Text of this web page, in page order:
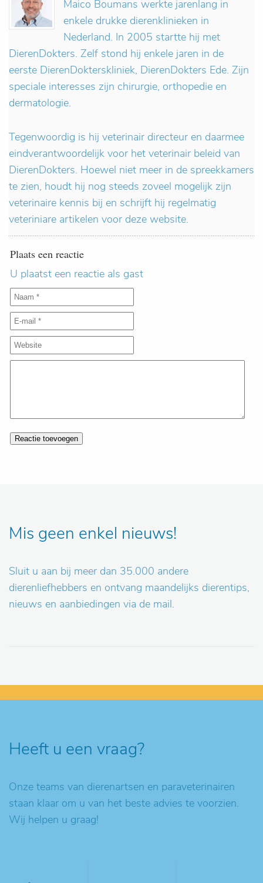
Maico Boumans werkte jarenlang in
enkele drukke dierenklinieken in
Nederland. In 2005 startte hij met
DierenDokters. Zelf stond hij enkele jaren in de
eerste DierenDokterskliniek, DierenDokters Ede. Zijn
speciale interesses zijn chirurgie, orthopedie en
dermatologie.
Tegenwoordig is hij veterinair directeur en daarmee
eindverantwoordelijk voor het veterinair beleid van
DierenDokters. Hoewel niet meer in de spreekkamers
te zien, houdt hij nog steeds zoveel mogelijk zijn
veterinaire kennis bij en schrijft hij regelmatig
veteriniare artikelen voor deze website.
Plaats een reactie
U plaatst een reactie als gast
Mis geen enkel nieuws!
Sluit u aan bij meer dan 35.000 andere
dierenliefhebbers en ontvang maandelijks dierentips,
nieuws en aanbiedingen via de mail.
Heeft u een vraag?
Onze teams van dierenartsen en paraveterinairen
staan klaar om u van het beste advies te voorzien.
Wij helpen u graag!